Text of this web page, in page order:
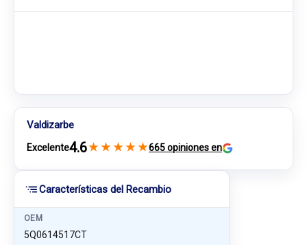
Características del Recambio
OEM
5Q0614517CT
Valdizarbe
Excelente4.6★ ★ ★ ★ ★665 opiniones en